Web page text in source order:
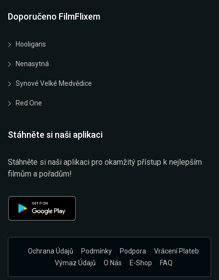
Doporučeno FilmFlixem
Hooligans
Nenasytná
Synové Velké Medvědice
Red One
Stáhněte si naši aplikaci
Stáhněte si naši aplikaci pro okamžitý přístup k nejlepším
filmům a pořadům!
Ochrana Údajů Podmínky Podpora
Vrácení Plateb
Výmaz Údajů
O Nás E-Shop FAQ